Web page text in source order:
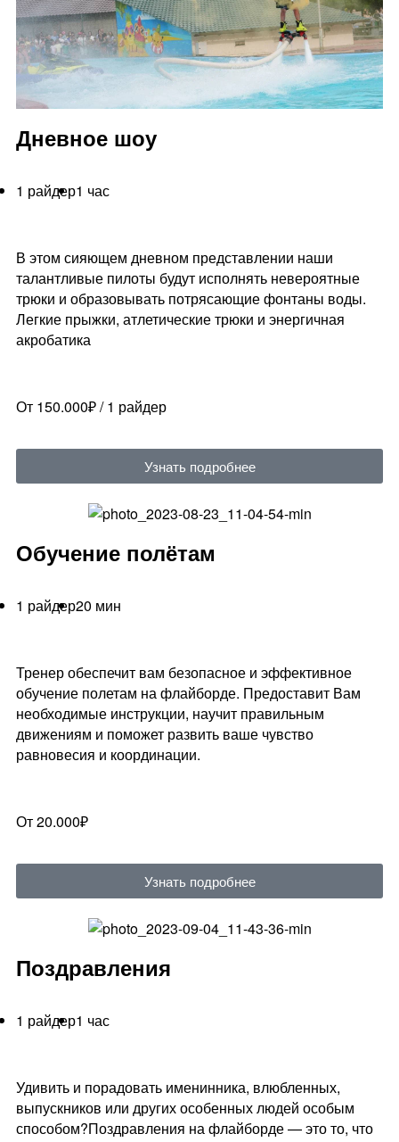
Дневное шоу
1 райдер1 час
В этом сияющем дневном представлении наши
талантливые пилоты будут исполнять невероятные
трюки и образовывать потрясающие фонтаны воды.
Легкие прыжки, атлетические трюки и энергичная
акробатика
От 150.000₽ / 1 райдер
Узнать подробнее
Обучение полётам
1 райдер20 мин
Тренер обеспечит вам безопасное и эффективное
обучение полетам на флайборде. Предоставит Вам
необходимые инструкции, научит правильным
движениям и поможет развить ваше чувство
равновесия и координации.
От 20.000₽
Узнать подробнее
Поздравления
1 райдер1 час
Удивить и порадовать именинника, влюбленных,
выпускников или других особенных людей особым
способом?Поздравления на флайборде — это то, что